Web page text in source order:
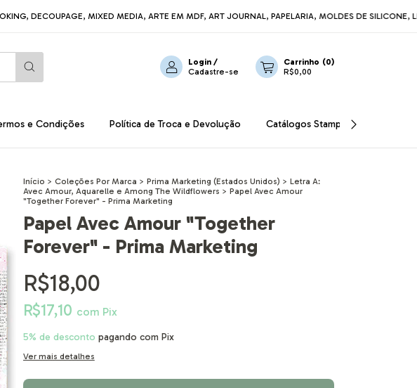
DECOUPAGE, MIXED MEDIA, ARTE EM MDF, ART JOURNAL, PAPELARIA, MOLDES DE SILICONE, LINHA
Login /
Cadastre-se
Carrinho (0)
R$0,00
e Condições Política de Troca e Devolução Catálogos Stamperia
Início > Coleções Por Marca > Prima Marketing (Estados Unidos) > Letra A:
Avec Amour, Aquarelle e Among The Wildflowers > Papel Avec Amour
"Together Forever" - Prima Marketing
Papel Avec Amour "Together
Forever" - Prima Marketing
R$18,00
R$17,10 com Pix
5% de desconto pagando com Pix
Ver mais detalhes